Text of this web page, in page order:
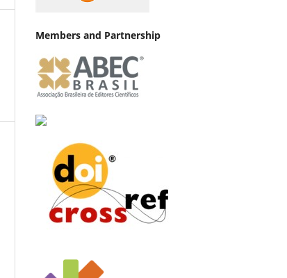
Members and Partnership